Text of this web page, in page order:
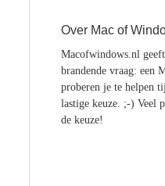
Over Mac of
Macofwindows.nl
brandende vraag: een
proberen je te helpen
lastige keuze. ;-) Veel
de keuze!